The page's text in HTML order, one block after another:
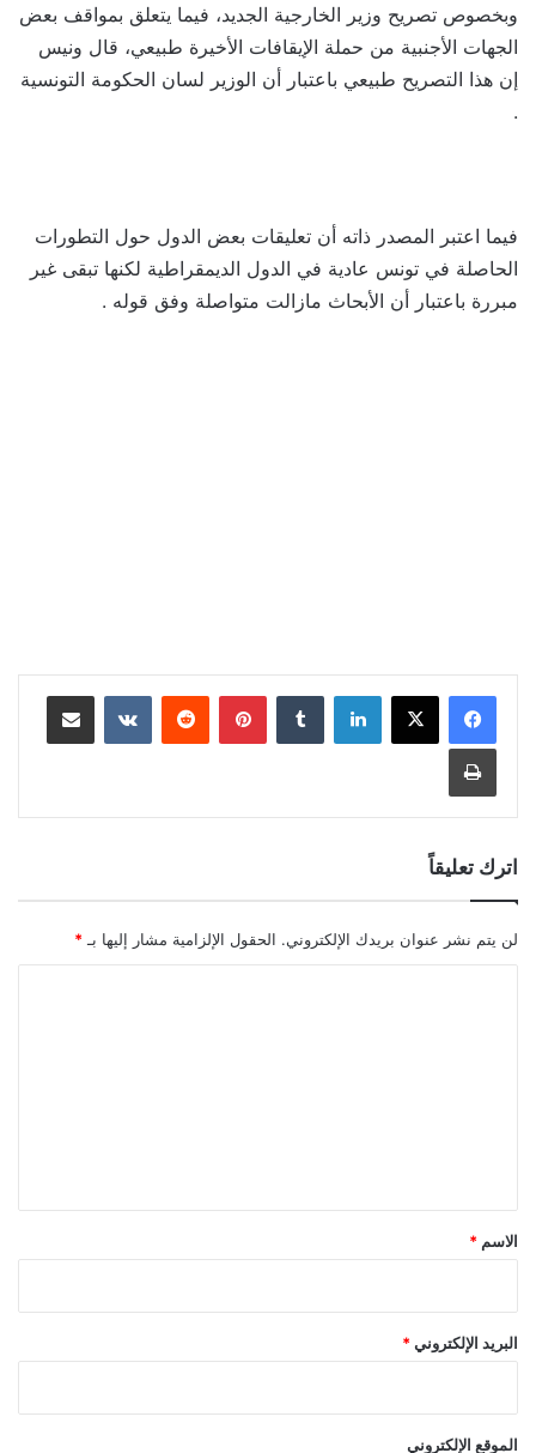
وبخصوص تصريح وزير الخارجية الجديد، فيما يتعلق بمواقف بعض
الجهات الأجنبية من حملة الإيقافات الأخيرة طبيعي، قال ونيس
إن هذا التصريح طبيعي باعتبار أن الوزير لسان الحكومة التونسية
.
فيما اعتبر المصدر ذاته أن تعليقات بعض الدول حول التطورات
الحاصلة في تونس عادية في الدول الديمقراطية لكنها تبقى غير
مبررة باعتبار أن الأبحاث مازالت متواصلة وفق قوله .
لينكدإن بينتيريست مشاركة عبر البريد
طباعة
اترك تعليقاً
لن يتم نشر عنوان بريدك الإلكتروني. الحقول الإلزامية مشار إليها بـ *
*
الاسم *
البريد الإلكتروني *
الموقع الإلكتروني